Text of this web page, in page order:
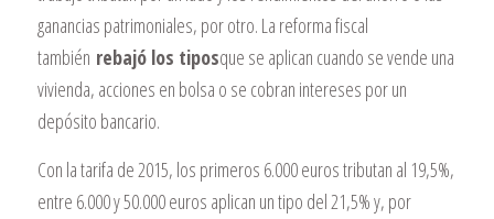
ganancias patrimoniales, por otro. La reforma fiscal
también rebajó los tiposque se aplican cuando se vende una
vivienda, acciones en bolsa o se cobran intereses por un
depósito bancario.
Con la tarifa de 2015, los primeros 6.000 euros tributan al 19,5%,
entre 6.000 y 50.000 euros aplican un tipo del 21,5% y, por